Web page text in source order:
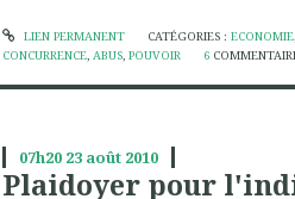
LIEN PERMANENT CATÉGORIES : ECONOMIE,
CONCURRENCE, ABUS, POUVOIR 6
07h20 23 août 2010
Plaidoyer pour